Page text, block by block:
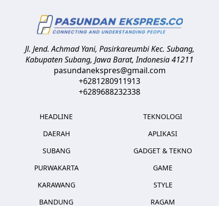
Jl. Jend. Achmad Yani, Pasirkareumbi Kec. Subang,
Kabupaten Subang, Jawa Barat,Indonesia41211
pasundanekspres@gmail.com
+6281280911913
+6289688232338
HEADLINE
DAERAH
SUBANG
PURWAKARTA
KARAWANG
BANDUNG
TEKNOLOGI
APLIKASI
GADGET & TEKNO
GAME
STYLE
RAGAM